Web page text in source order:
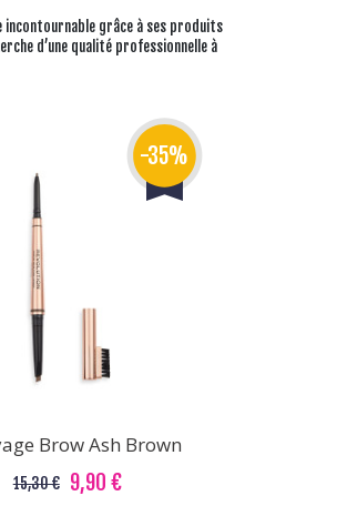
incontournable grâce à ses produits
d’une qualité professionnelle à
-35%
Brow Ash Brown
15,30 € 9,90 €